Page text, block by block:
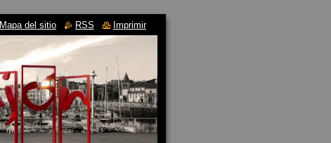
Mapa del sitio RSS Imprimir